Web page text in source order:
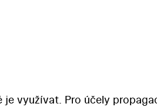
využívat. Pro účely